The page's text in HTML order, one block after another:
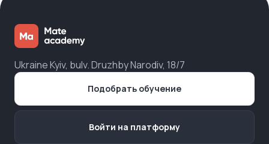
Ukraine Kyiv, bulv. Druzhby Narodiv, 18/7
Подобрать обучение
Войти на платформу